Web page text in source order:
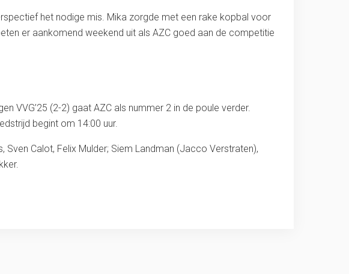
het nodige mis. Mika zorgde met een rake kopbal voor
er aankomend weekend uit als AZC goed aan de competitie
VVG’25 (2-2) gaat AZC als nummer 2 in de poule verder.
begint om 14:00 uur.
Calot, Felix Mulder; Siem Landman (Jacco Verstraten),